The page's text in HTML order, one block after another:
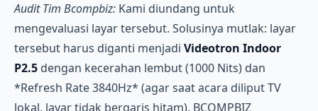
Audit Tim Bcompbiz: Kami diundang untuk
mengevaluasi layar tersebut. Solusinya mutlak: layar
tersebut harus diganti menjadi Videotron Indoor
P2.5 dengan kecerahan lembut (1000 Nits) dan
*Refresh Rate 3840Hz* (agar saat acara diliput TV
lokal, layar tidak bergaris hitam). BCOMPBIZ